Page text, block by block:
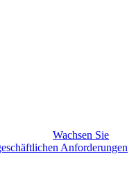
Wachsen Sie
Anforderungen